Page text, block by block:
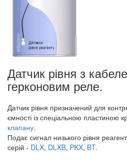
Датчик рівня з
герконовим реле.
Датчик рівня призначений для
ємності із спеціальною пластиною
клапану.
Подає сигнал низького рівня
серій - DLX, DLXB, PKX, BT.